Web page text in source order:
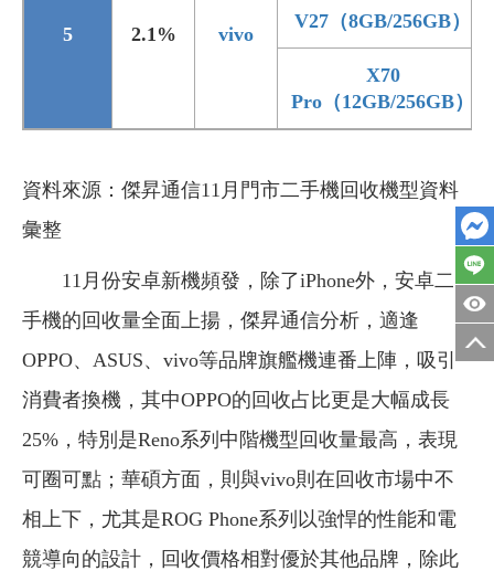
5 2.1% vivo
V27（8GB/256GB）
X70
Pro（12GB/256GB）
資料來源：傑昇通信11月門市二手機回收機型資料
彙整
11月份安卓新機頻發，除了iPhone外，安卓二
手機的回收量全面上揚，傑昇通信分析，適逢
OPPO、ASUS、vivo等品牌旗艦機連番上陣，吸引
消費者換機，其中OPPO的回收占比更是大幅成長
25%，特別是Reno系列中階機型回收量最高，表現
可圈可點；華碩方面，則與vivo則在回收市場中不
相上下，尤其是ROG Phone系列以強悍的性能和電
競導向的設計，回收價格相對優於其他品牌，除此